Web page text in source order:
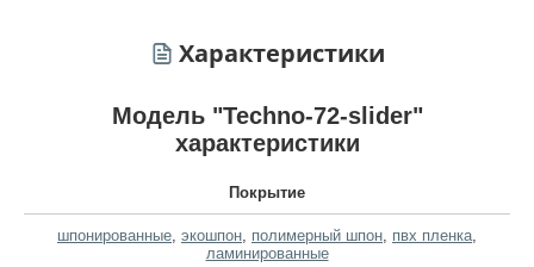
Характеристики
Модель "Techno-72-slider"
характеристики
Покрытие
шпонированные экошпон полимерный шпон пвх пленка
ламинированные